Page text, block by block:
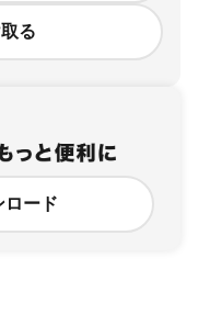
る
ロード